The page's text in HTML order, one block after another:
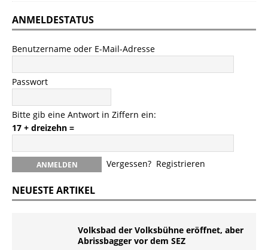
ANMELDESTATUS
Benutzername oder E-Mail-Adresse
Passwort
Bitte gib eine Antwort in Ziffern ein:
17 + dreizehn =
Vergessen? Registrieren
NEUESTE ARTIKEL
Volksbad der Volksbühne eröffnet, aber
Abrissbagger vor dem SEZ